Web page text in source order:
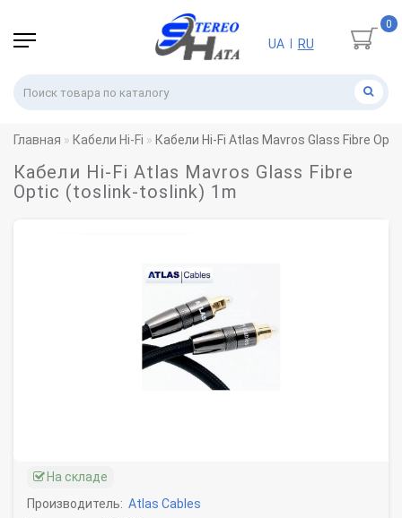
0
UA RU
Главная Кабели Hi-Fi Кабели Hi-Fi Atlas Mavros Glass Fibre
Кабели Hi-Fi Atlas Mavros Glass Fibre
Optic (toslink-toslink) 1m
На складе
Производитель: Atlas Cables